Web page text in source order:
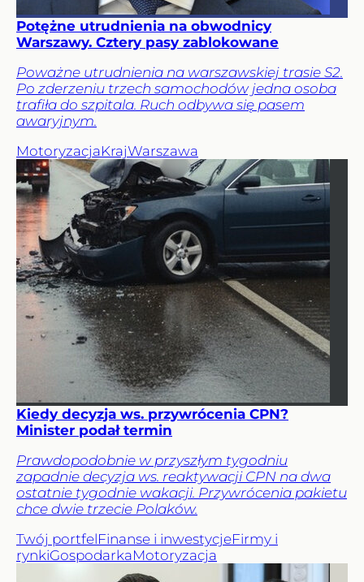
Potężne utrudnienia na obwodnicy
Warszawy. Cztery pasy zablokowane
Poważne utrudnienia na warszawskiej trasie S2.
Po zderzeniu trzech samochodów jedna osoba
trafiła do szpitala. Ruch odbywa się pasem
awaryjnym.
MotoryzacjaKrajWarszawa
Kiedy decyzja ws. przywrócenia CPN?
Minister podał termin
Prawdopodobnie w przyszłym tygodniu
zapadnie decyzja ws. reaktywacji CPN na dwa
ostatnie tygodnie wakacji. Przywrócenia pakietu
chce dwie trzecie Polaków.
Twój portfelFinanse i inwestycjeFirmy i
rynkiGospodarkaMotoryzacja